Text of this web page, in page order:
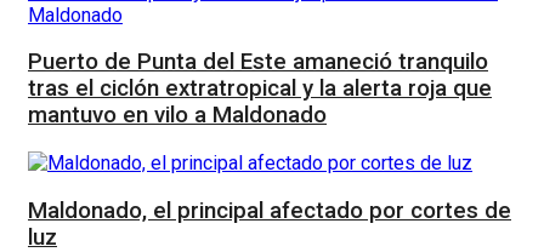
Puerto de Punta del Este amaneció tranquilo
tras el ciclón extratropical y la alerta roja que
mantuvo en vilo a Maldonado
Maldonado, el principal afectado por cortes de
luz